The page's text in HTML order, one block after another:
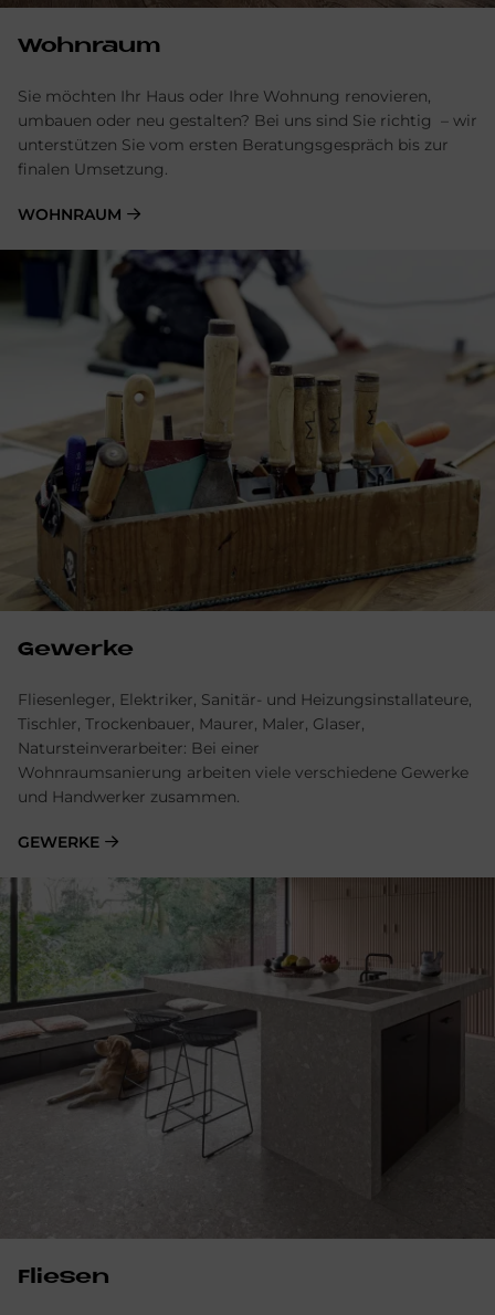
Wohnraum
Sie möchten Ihr Haus oder Ihre Wohnung renovieren,
umbauen oder neu gestalten? Bei uns sind Sie richtig – wir
unterstützen Sie vom ersten Beratungsgespräch bis zur
finalen Umsetzung.
WOHNRAUM
Gewerke
Fliesenleger, Elektriker, Sanitär- und Heizungsinstallateure,
Tischler, Trockenbauer, Maurer, Maler, Glaser,
Natursteinverarbeiter: Bei einer
Wohnraumsanierung arbeiten viele verschiedene Gewerke
und Handwerker zusammen.
GEWERKE
Fliesen